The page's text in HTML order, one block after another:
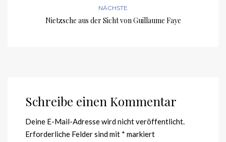
NÄCHSTE
Nietzsche aus der Sicht von Guillaume Faye
Schreibe einen Kommentar
Deine E-Mail-Adresse wird nicht veröffentlicht.
Erforderliche Felder sind mit * markiert